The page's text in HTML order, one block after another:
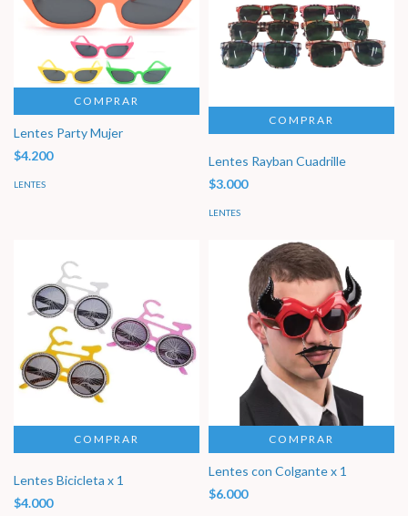
COMPRAR
Lentes Party Mujer
$4.200
LENTES
Lentes Rayban Cuadrille
$3.000
LENTES
Lentes Bicicleta x 1
$4.000
COMPRAR
Lentes con Colgante x 1
$6.000